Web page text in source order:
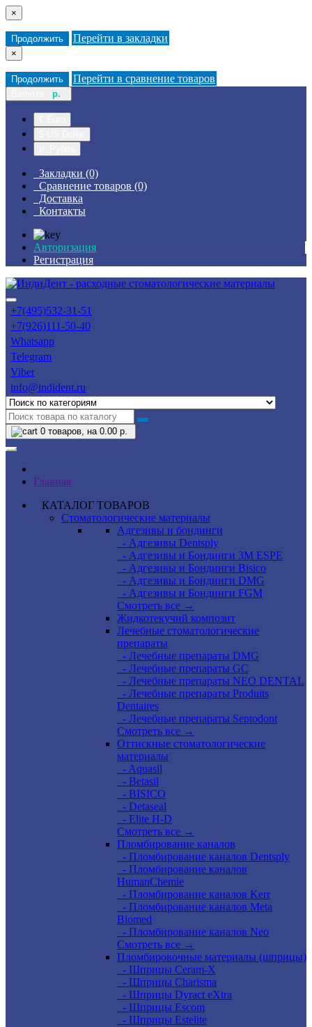
×
Продолжить Перейти в закладки
×
Продолжить Перейти в сравнение товаров
р.
Закладки (0)
Сравнение товаров (0)
Доставка
Контакты
Авторизация
Регистрация
+7(495)532-31-51
+7(926)111-50-40
Whatsapp
Telegram
Viber
info@indident.ru
0 товаров, на 0.00 р.
Главная
КАТАЛОГ ТОВАРОВ
Стоматологические материалы
Адгезивы и бондинги
- Адгезивы Dentsply
- Адгезивы и Бондинги 3M ESPE
- Адгезивы и Бондинги Bisico
- Адгезивы и Бондинги DMG
- Адгезивы и Бондинги FGM
Смотреть все →
Жидкотекучий композит
Лечебные стоматологические
препараты
- Лечебные препараты DMG
- Лечебные препараты GC
- Лечебные препараты NEO DENTAL
- Лечебные препараты Produits
Dentaires
- Лечебные препараты Septodont
Смотреть все →
Оттискные стоматологические
материалы
- Aquasil
- Betasil
- BISICO
- Detaseal
- Elite H-D
Смотреть все →
Пломбирование каналов
- Пломбирование каналов Dentsply
- Пломбирование каналов
HumanChemie
- Пломбирование каналов Kerr
- Пломбирование каналов Meta
Biomed
- Пломбирование каналов Neo
Смотреть все →
Пломбировочные материалы (шприцы)
- Шприцы Ceram-X
- Шприцы Charisma
- Шприцы Dyract eXtra
- Шприцы Escom
- Шприцы Estelite